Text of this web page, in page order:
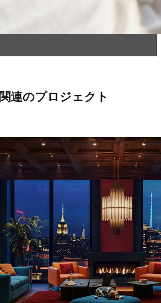
関連のプロジェクト